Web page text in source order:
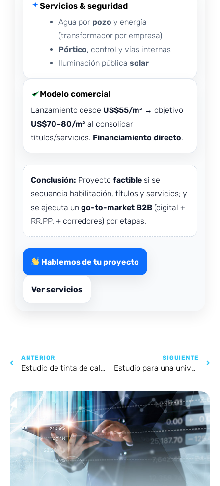
Servicios & seguridad
Agua por pozo y energía
(transformador por empresa)
Pórtico, control y vías internas
Iluminación pública solar
Modelo comercial
Lanzamiento desde US$55/m² → objetivo
US$70–80/m² al consolidar
títulos/servicios. Financiamiento directo.
Conclusión: Proyecto factible si se
secuencia habilitación, títulos y servicios; y
se ejecuta un go-to-market B2B (digital +
RR.PP. + corredores) por etapas.
Hablemos de tu proyecto
Ver servicios
ANTERIOR
Estudio de tinta de calamar Piura
SIGUIENTE
Estudio para una universidad de posgrado online en el norte